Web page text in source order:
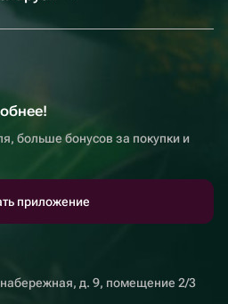
больше бонусов за покупки и
приложение
д. 9, помещение 2/3